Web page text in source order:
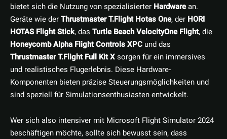
bietet sich die Nutzung von spezialisierter Hardwarean.
Geräte wie derThrustmaster T.Flight Hotas One, der HORI
HOTAS Flight Stick, das Turtle Beach VelocityOne Flight, die
Honeycomb Alpha Flight Controls XPC und das
Thrustmaster T.Flight Full Kit Xsorgen für ein immersives
und realistisches Flugerlebnis. Diese Hardware-
Komponenten bieten präzise Steuerungsmöglichkeiten und
sind speziell für Simulationsenthusiasten entwickelt.
Wer sich also intensiver mit Microsoft Flight Simulator 2024
beschäftigen möchte, sollte sich bewusst sein, dass